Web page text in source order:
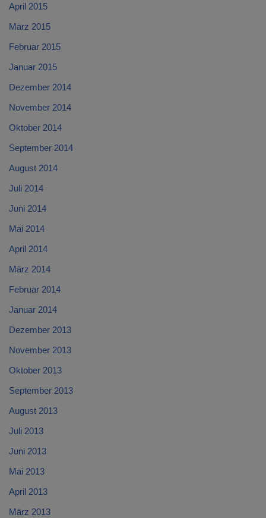
April 2015
März 2015
Februar 2015
Januar 2015
Dezember 2014
November 2014
Oktober 2014
September 2014
August 2014
Juli 2014
Juni 2014
Mai 2014
April 2014
März 2014
Februar 2014
Januar 2014
Dezember 2013
November 2013
Oktober 2013
September 2013
August 2013
Juli 2013
Juni 2013
Mai 2013
April 2013
März 2013